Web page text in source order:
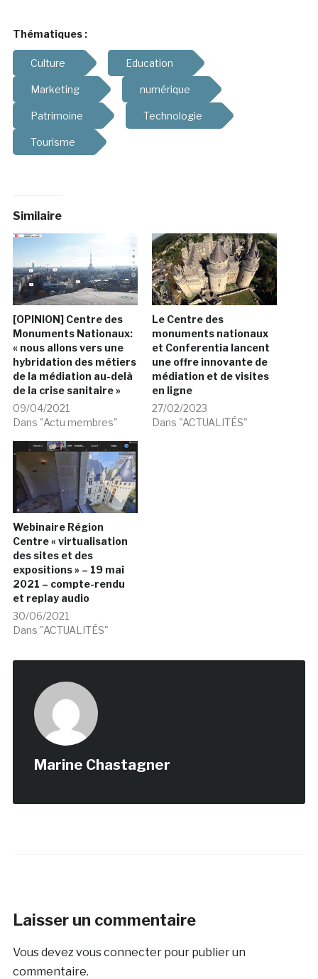
Thématiques :
Culture Education
Marketing numérique
Patrimoine Technologie
Tourisme
Similaire
[OPINION] Centre des
Monuments Nationaux:
« nous allons vers une
hybridation des métiers
de la médiation au-delà
de la crise sanitaire »
09/04/2021
Dans "Actu membres"
Le Centre des
monuments nationaux
et Conferentia lancent
une offre innovante de
médiation et de visites
en ligne
27/02/2023
Dans "ACTUALITÉS"
Webinaire Région
Centre « virtualisation
des sites et des
expositions » – 19 mai
2021 – compte-rendu
et replay audio
30/06/2021
Dans "ACTUALITÉS"
Marine Chastagner
Laisser un commentaire
Vous devez vous connecterpour publier un
commentaire.